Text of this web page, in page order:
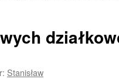
Stanisław